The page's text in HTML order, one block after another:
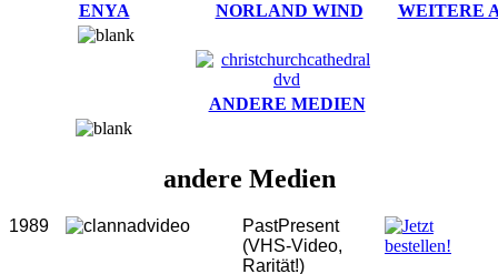
ENYA NORLAND WIND WEITERE
ANDERE MEDIEN
andere Medien
1989
PastPresent
(VHS-Video,
Rarität!)